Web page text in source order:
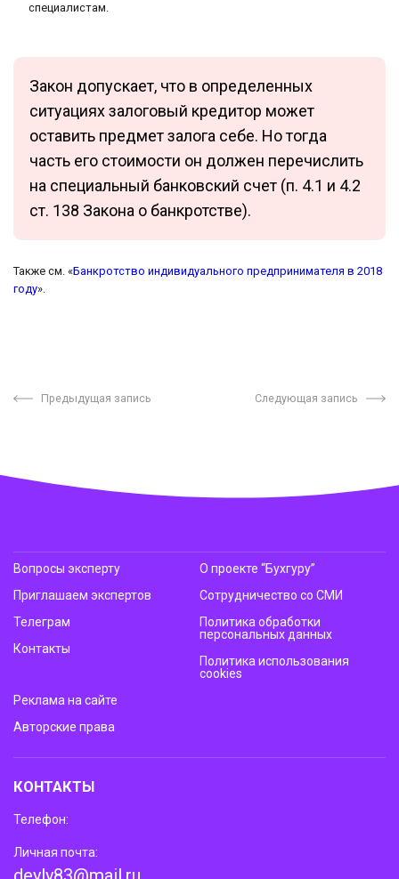
специалистам.
Закон допускает, что в определенных
ситуациях залоговый кредитор может
оставить предмет залога себе. Но тогда
часть его стоимости он должен перечислить
на специальный банковский счет (п. 4.1 и 4.2
ст. 138 Закона о банкротстве).
Также см. «Банкротство индивидуального предпринимателя в 2018
году».
Предыдущая запись Следующая запись
Вопросы эксперту
Приглашаем экспертов
Телеграм
Контакты
О проекте “Бухгуру”
Сотрудничество со СМИ
Политика обработки
персональных данных
Политика использования
cookies
Реклама на сайте
Авторские права
КОНТАКТЫ
Телефон:
Личная почта: